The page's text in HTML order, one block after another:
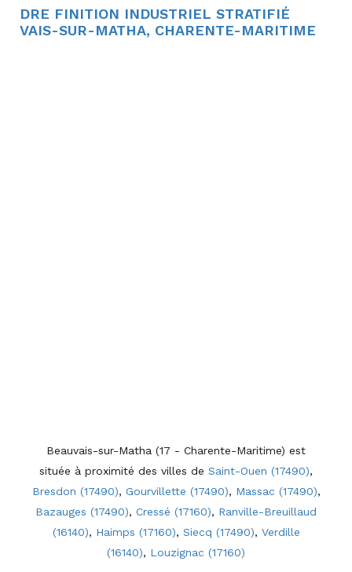
FINITION INDUSTRIEL STRATIFIÉ
SUR-MATHA, CHARENTE-MARITIME
Beauvais-sur-Matha (17 - Charente-Maritime) est
située à proximité des villes de Saint-Ouen (17490),
Bresdon (17490), Gourvillette (17490), Massac (17490),
Bazauges (17490), Cressé (17160), Ranville-Breuillaud
(16140), Haimps (17160), Siecq (17490), Verdille
(16140), Louzignac (17160)